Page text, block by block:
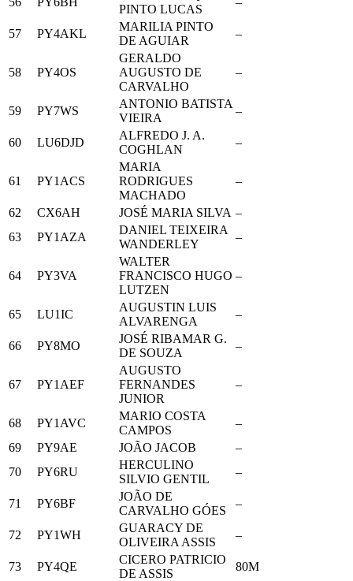
PINTO LUCAS
57 PY4AKL
MARILIA PINTO
DE AGUIAR
–
58 PY4OS
GERALDO
AUGUSTO DE
CARVALHO
–
59 PY7WS
ANTONIO BATISTA
VIEIRA
–
60 LU6DJD
ALFREDO J. A.
COGHLAN
–
61 PY1ACS
MARIA
RODRIGUES
MACHADO
–
62 CX6AH JOSÉ MARIA SILVA –
63
PY1AZA
DANIEL TEIXEIRA
WANDERLEY
–
64 PY3VA
WALTER
FRANCISCO HUGO
LUTZEN
–
65 LU1IC
AUGUSTIN LUIS
ALVARENGA
–
66 PY8MO
JOSÉ RIBAMAR G.
DE SOUZA
–
67 PY1AEF
AUGUSTO
FERNANDES
JUNIOR
–
68 PY1AVC
MARIO COSTA
CAMPOS
–
69
PY9AE JOÃO JACOB
–
70
PY6RU
HERCULINO
SILVIO GENTIL
–
71 PY6BF
JOÃO DE
CARVALHO GÓES
–
72 PY1WH
GUARACY DE
OLIVEIRA ASSIS
–
73 PY4QE
CICERO PATRICIO
DE ASSIS
80M